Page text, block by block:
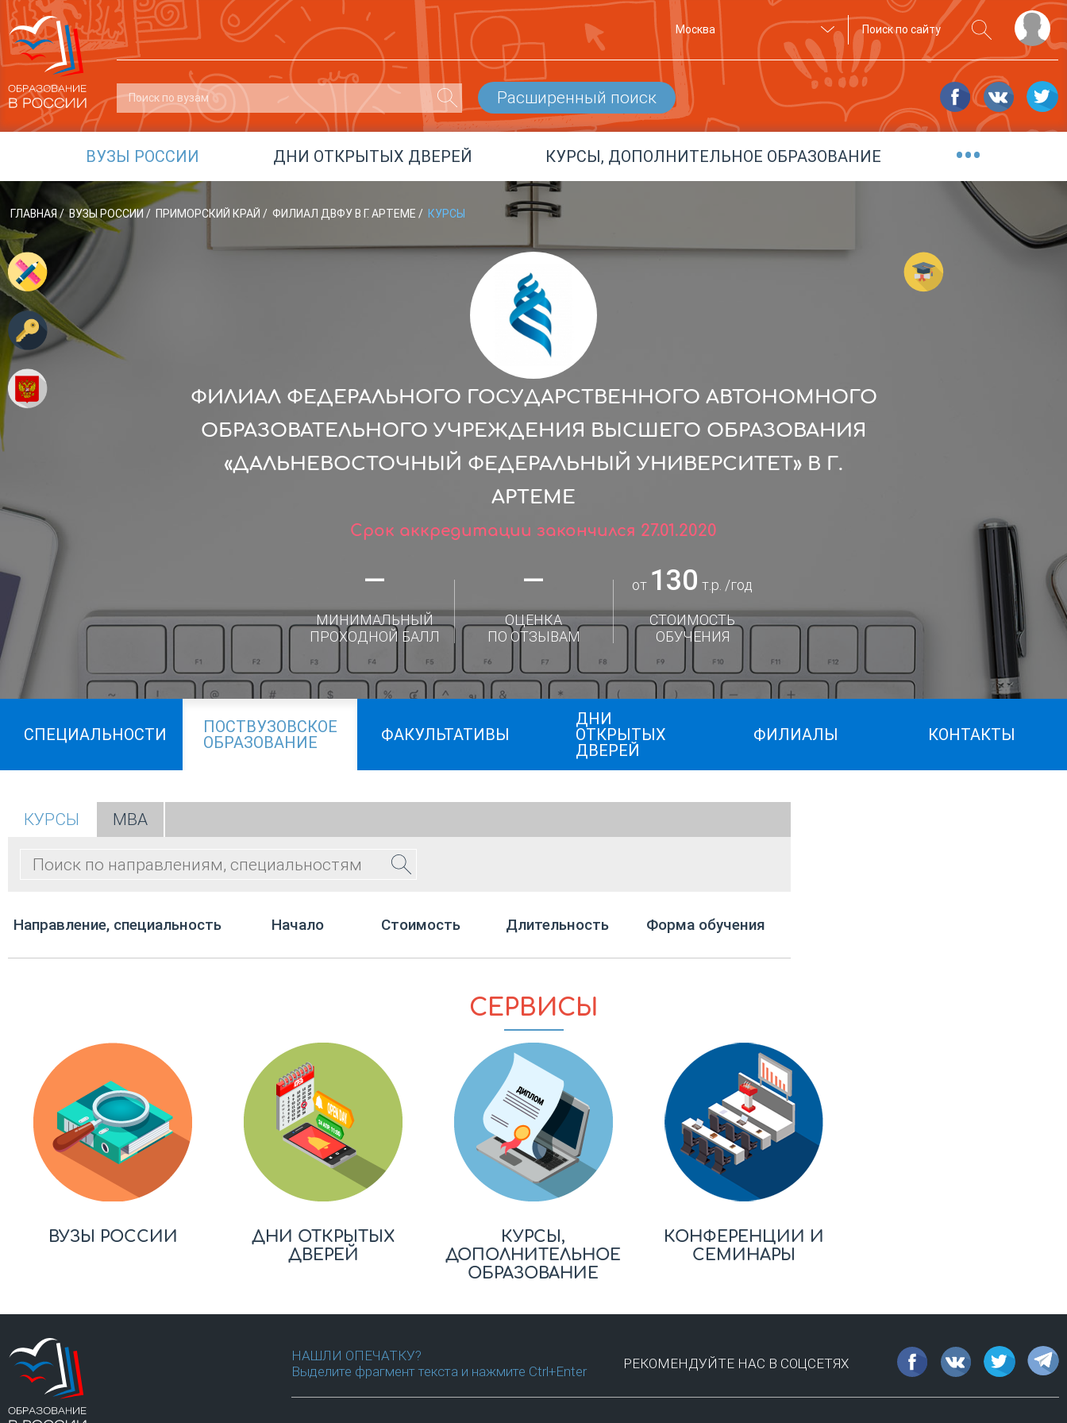
Москва
Расширенный поиск
ВУЗЫ РОССИИ ДНИ ОТКРЫТЫХ ДВЕРЕЙ КУРСЫ, ДОПОЛНИТЕЛЬНОЕ ОБРАЗОВАНИЕ •••
ГЛАВНАЯ/ ВУЗЫ РОССИИ / ПРИМОРСКИЙ КРАЙ / ФИЛИАЛ ДВФУ В Г. АРТЕМЕ / КУРСЫ
ФИЛИАЛ ФЕДЕРАЛЬНОГО ГОСУДАРСТВЕННОГО АВТОНОМНОГО
ОБРАЗОВАТЕЛЬНОГО УЧРЕЖДЕНИЯ ВЫСШЕГО ОБРАЗОВАНИЯ
«ДАЛЬНЕВОСТОЧНЫЙ ФЕДЕРАЛЬНЫЙ УНИВЕРСИТЕТ» В Г.
АРТЕМЕ
Срок аккредитации закончился 27.01.2020
—
МИНИМАЛЬНЫЙ
ПРОХОДНОЙ БАЛЛ
—
ОЦЕНКА
ПО ОТЗЫВАМ
от 130 т.р. /год
СТОИМОСТЬ
ОБУЧЕНИЯ
СПЕЦИАЛЬНОСТИ
ПОСТВУЗОВСКОЕ
ОБРАЗОВАНИЕ
ФАКУЛЬТАТИВЫ
ДНИ
ОТКРЫТЫХ
ДВЕРЕЙ
ФИЛИАЛЫ КОНТАКТЫ
КУРСЫ МВА
Направление, специальность Начало Стоимость Длительность Форма обучения
СЕРВИСЫ
ВУЗЫ РОССИИ
ДНИ ОТКРЫТЫХ
ДВЕРЕЙ
КУРСЫ,
ДОПОЛНИТЕЛЬНОЕ
ОБРАЗОВАНИЕ
КОНФЕРЕНЦИИ И
СЕМИНАРЫ
НАШЛИ ОПЕЧАТКУ?
Выделите фрагмент текста и нажмите Ctrl+Enter
РЕКОМЕНДУЙТЕ НАС В СОЦСЕТЯХ